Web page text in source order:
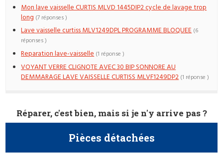
Mon lave vaisselle CURTIS MLVD 1445DIP2 cycle de lavage trop
long (7 réponses )
Lave vaisselle curtiss MLV1249DPL PROGRAMME BLOQUEE (6
réponses )
Reparation lave-vaisselle (1 réponse )
VOYANT VERRE CLIGNOTE AVEC 30 BIP SONNORE AU
DEMMARAGE LAVE VAISSELLE CURTISS MLVF1249DP2 (1 réponse )
Réparer, c'est bien, mais si je n'y arrive pas ?
Pièces détachées